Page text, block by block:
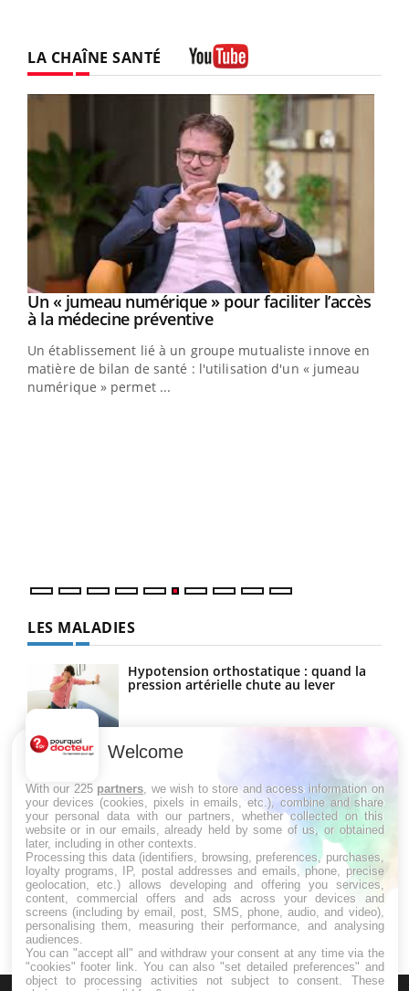
LA CHAÎNE SANTÉ
Youtube
Un « jumeau numérique » pour faciliter l’accès
à la médecine préventiveYoutube
Un établissement lié à un groupe mutualiste innove en
matière de bilan de santé : l'utilisation d'un « jumeau
numérique » permet ...
LES MALADIES
Hypotension orthostatique : quand la
pression artérielle chute au lever
Drépanocytose : une déformation des
globules rouges aux conséquences
Maladie de Charcot (Sclérose latérale
amyotrophique)
Welcome
With our 225 partners , we wish to store and access information on
your devices (cookies, pixels in emails, etc.), combine and share
your personal data with our partners, whether collected on this
website or in our emails, already held by some of us, or obtained
later, including in other contexts.
Processing this data (identifiers, browsing, preferences, purchases,
loyalty programs, IP, postal addresses and emails, phone, precise
geolocation, etc.) allows developing and offering you services,
content, commercial offers and ads across your devices and
screens (including by email, post, SMS, phone, audio, and video),
personalising them, measuring their performance, and analysing
audiences.
You can "accept all" and withdraw your consent at any time via the
"cookies" footer link . You can also "set detailed preferences" and
object to processing activities not subject to consent. These